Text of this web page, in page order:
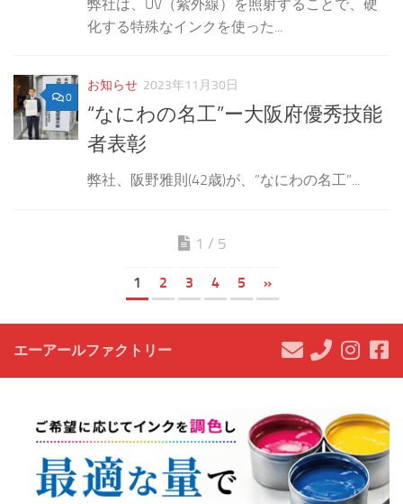
弊社は、UV（紫外線）を照射することで、硬
化する特殊なインクを使った...
0
お知らせ 2023年11月30日
“なにわの名工”ー大阪府優秀技能
者表彰
弊社、阪野雅則(42歳)が、”なにわの名工”...
1 / 5
1 2 3 4 5 »
エーアールファクトリー